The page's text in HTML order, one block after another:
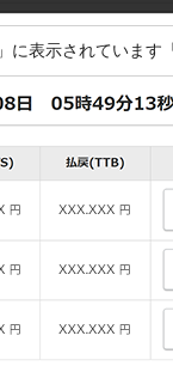
に表示されていま